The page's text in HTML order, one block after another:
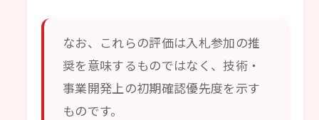
なお、これらの評価は入札参加の推
奨を意味するものではなく、技術・
事業開発上の初期確認優先度を示す
ものです。